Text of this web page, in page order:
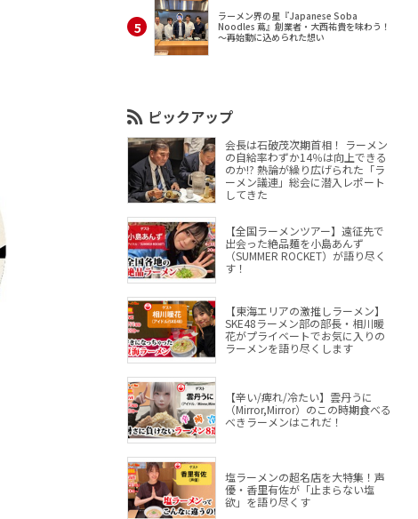
ラーメン界の星『Japanese Soba
Noodles 蔦』創業者・大西祐貴を味わう！
～再始動に込められた想い
ピックアップ
会長は石破茂次期首相！ ラーメン
の自給率わずか14％は向上できる
のか!? 熱論が繰り広げられた「ラ
ーメン議連」総会に潜入レポート
してきた
【全国ラーメンツアー】遠征先で
出会った絶品麺を小島あんず
（SUMMER ROCKET）が語り尽く
す！
【東海エリアの激推しラーメン】
SKE48ラーメン部の部長・相川暖
花がプライベートでお気に入りの
ラーメンを語り尽くします
【辛い/痺れ/冷たい】雲丹うに
（Mirror,Mirror）のこの時期食べる
べきラーメンはこれだ！
塩ラーメンの超名店を大特集！声
優・香里有佐が「止まらない塩
欲」を語り尽くす